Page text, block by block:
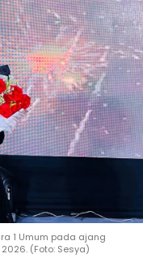
1 Umum pada ajang
(Foto: Sesya)